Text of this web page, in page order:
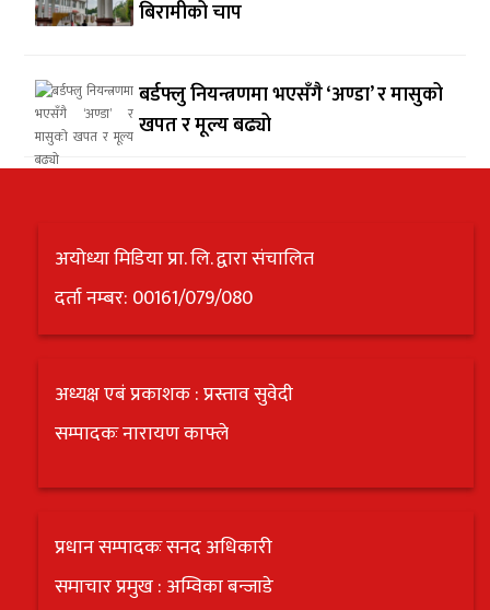
बिरामीको चाप
बर्डफ्लु नियन्त्रणमा भएसँगै ‘अण्डा’ र मासुको
खपत र मूल्य बढ्यो
अयोध्या मिडिया प्रा. लि. द्वारा संचालित
दर्ता नम्बर: 00161/079/080
अध्यक्ष एबं प्रकाशक : प्रस्ताव सुवेदी
सम्पादकः नारायण काफ्ले
प्रधान सम्पादकः सनद अधिकारी
समाचार प्रमुख : अम्विका बन्जाडे